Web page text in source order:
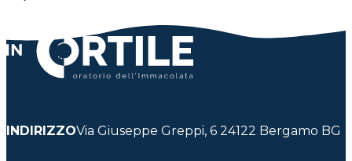
INDIRIZZOVia Giuseppe Greppi, 6 24122 Bergamo BG